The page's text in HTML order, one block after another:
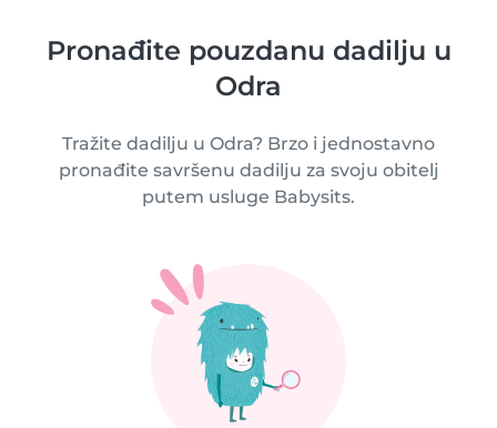
Pronađite pouzdanu dadilju u
Odra
Tražite dadilju u Odra? Brzo i jednostavno
pronađite savršenu dadilju za svoju obitelj
putem usluge Babysits.